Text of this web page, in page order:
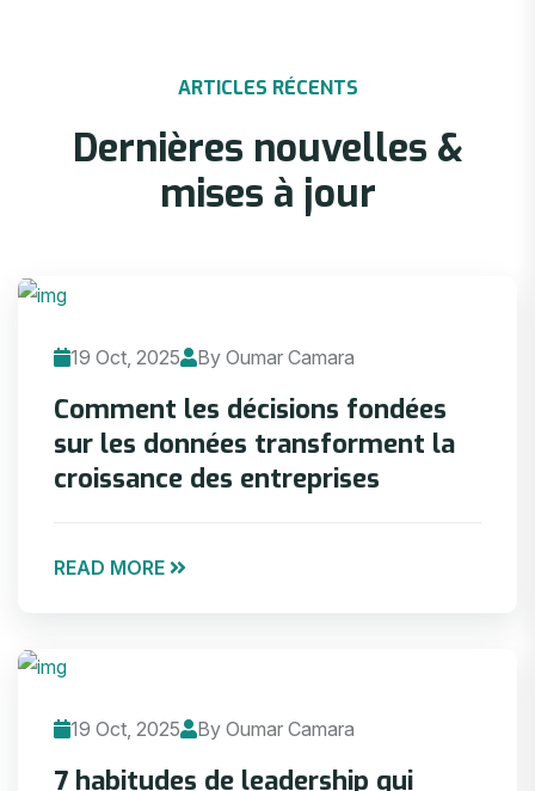
ARTICLES RÉCENTS
Dernières nouvelles &
mises à jour
19 Oct, 2025 By Oumar Camara
Comment les décisions fondées
sur les données transforment la
croissance des entreprises
READ MORE
19 Oct, 2025 By Oumar Camara
7 habitudes de leadership qui